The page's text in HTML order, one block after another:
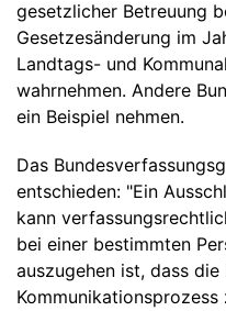
gesetzlicher Betreuung
Gesetzesänderung im
Landtags- und
wahrnehmen. Andere
ein Beispiel nehmen.
Das
entschieden: "Ein
kann
bei einer bestimmten
auszugehen ist, dass